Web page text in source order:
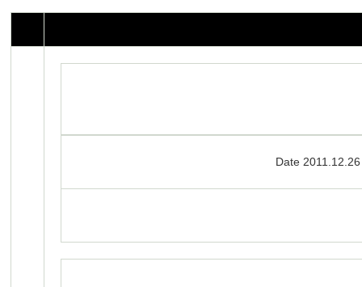
Date 2011.12.26